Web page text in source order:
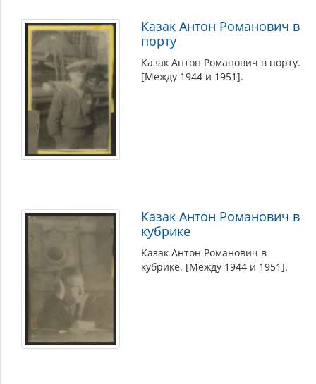
Казак Антон Романович в
порту
Казак Антон Романович в порту.
[Между 1944 и 1951].
Казак Антон Романович в
кубрике
Казак Антон Романович в
кубрике. [Между 1944 и 1951].